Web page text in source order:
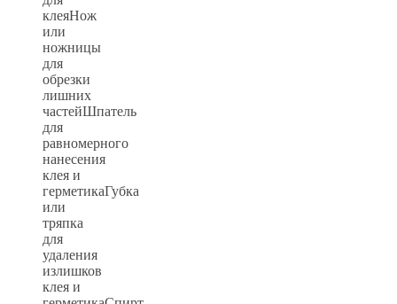
клеяНож
или
ножницы
для
обрезки
лишних
частейШпатель
для
равномерного
нанесения
клея и
герметикаГубка
или
тряпка
для
удаления
излишков
клея и